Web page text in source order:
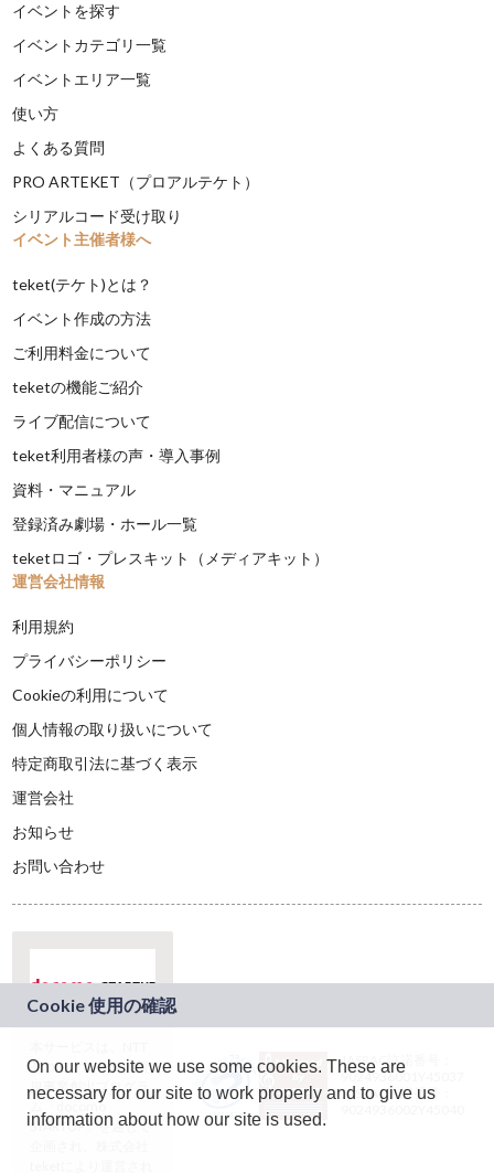
イベントを探す
イベントカテゴリ一覧
イベントエリア一覧
使い方
よくある質問
PRO ARTEKET（プロアルテケト）
シリアルコード受け取り
イベント主催者様へ
teket(テケト)とは？
イベント作成の方法
ご利用料金について
teketの機能ご紹介
ライブ配信について
teket利用者様の声・導入事例
資料・マニュアル
登録済み劇場・ホール一覧
teketロゴ・プレスキット（メディアキット）
運営会社情報
利用規約
プライバシーポリシー
Cookieの利用について
個人情報の取り扱いについて
特定商取引法に基づく表示
運営会社
お知らせ
お問い合わせ
ドコモグループの新
規事業創出プログラ
ム「docomo
STARTUP」を通じて
JASRAC許諾番号：
9024936001Y45037
JASRAC許諾番号：
On our website we use some cookies. These are
necessary for our site to work properly and to give us
information about how our site is used.